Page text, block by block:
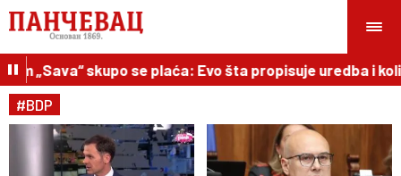
„Sava“ skupo se plaća: Evo šta propisuje uredba i
#BDP